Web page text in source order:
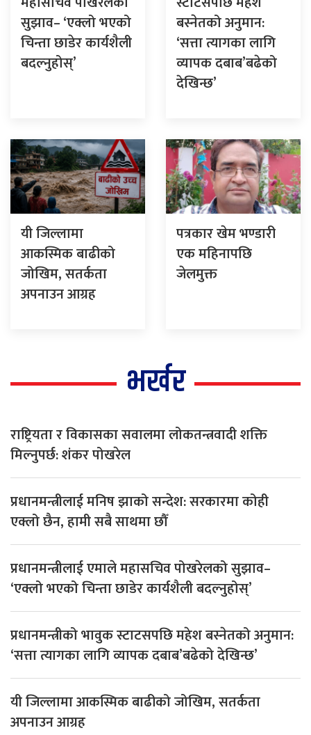
सुझाव– ‘एक्लो भएको
चिन्ता छाडेर कार्यशैली
बदल्नुहोस्’
बस्नेतको अनुमान:
‘सत्ता त्यागका लागि
व्यापक दबाब’बढेको
देखिन्छ’
यी जिल्लामा
आकस्मिक बाढीको
जोखिम, सतर्कता
अपनाउन आग्रह
पत्रकार खेम भण्डारी
एक महिनापछि
जेलमुक्त
भर्खर
राष्ट्रियता र विकासका सवालमा लोकतन्त्रवादी शक्ति
मिल्नुपर्छ: शंकर पोखरेल
प्रधानमन्त्रीलाई मनिष झाको सन्देश: सरकारमा कोही
एक्लो छैन, हामी सबै साथमा छौँ
प्रधानमन्त्रीलाई एमाले महासचिव पोखरेलको सुझाव–
‘एक्लो भएको चिन्ता छाडेर कार्यशैली बदल्नुहोस्’
प्रधानमन्त्रीको भावुक स्टाटसपछि महेश बस्नेतको अनुमान:
‘सत्ता त्यागका लागि व्यापक दबाब’बढेको देखिन्छ’
यी जिल्लामा आकस्मिक बाढीको जोखिम, सतर्कता
अपनाउन आग्रह